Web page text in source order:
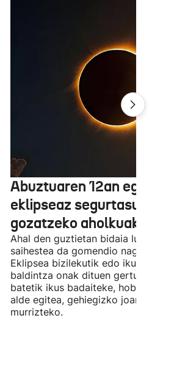
Abuztuaren 12an eguzki
eklipseaz segurtasunez
gozatzeko aholkuak
Ahal den guztietan bidaia luzeak
saihestea da gomendio nagusia.
Eklipsea bizilekutik edo ikuspen-
baldintza onak dituen gertuko
batetik ikus badaiteke, hobe da
alde egitea, gehiegizko joan-etorriak
murrizteko.